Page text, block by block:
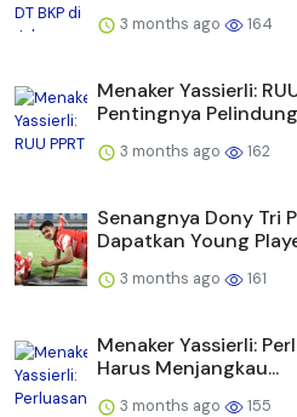
3 months ago 164
Menaker Yassierli:
Pentingnya
3 months ago 162
Senangnya Dony Tri
Dapatkan Young
3 months ago 161
Menaker Yassierli:
Harus Menjangkau...
3 months ago 155